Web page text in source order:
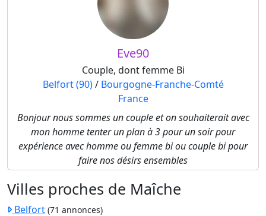
Eve90
Couple, dont femme Bi
Belfort (90)/ Bourgogne-Franche-Comté
France
Bonjour nous sommes un couple et on souhaiterait avec
mon homme tenter un plan à 3 pour un soir pour
expérience avec homme ou femme bi ou couple bi pour
faire nos désirs ensembles
Villes proches de Maîche
Belfort (71 annonces)